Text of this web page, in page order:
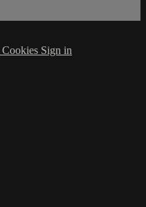
Cookies Sign in